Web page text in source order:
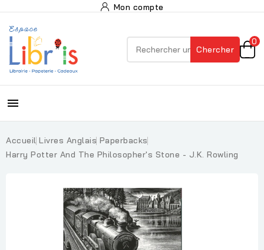
Mon compte
Chercher
0

Accueil Livres Anglais Paperbacks
Harry Potter And The Philosopher's Stone - J.K. Rowling